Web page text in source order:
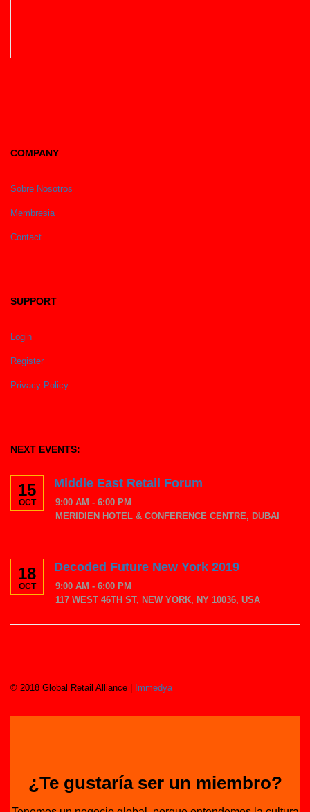
COMPANY
Sobre Nosotros
Membresia
Contact
SUPPORT
Login
Register
Privacy Policy
NEXT EVENTS:
15
OCT
Middle East Retail Forum
9:00 AM - 6:00 PM
MERIDIEN HOTEL & CONFERENCE CENTRE, DUBAI
18
OCT
Decoded Future New York 2019
9:00 AM - 6:00 PM
117 WEST 46TH ST, NEW YORK, NY 10036, USA
© 2018 Global Retail Alliance | Immedya
¿Te gustaría ser un miembro?